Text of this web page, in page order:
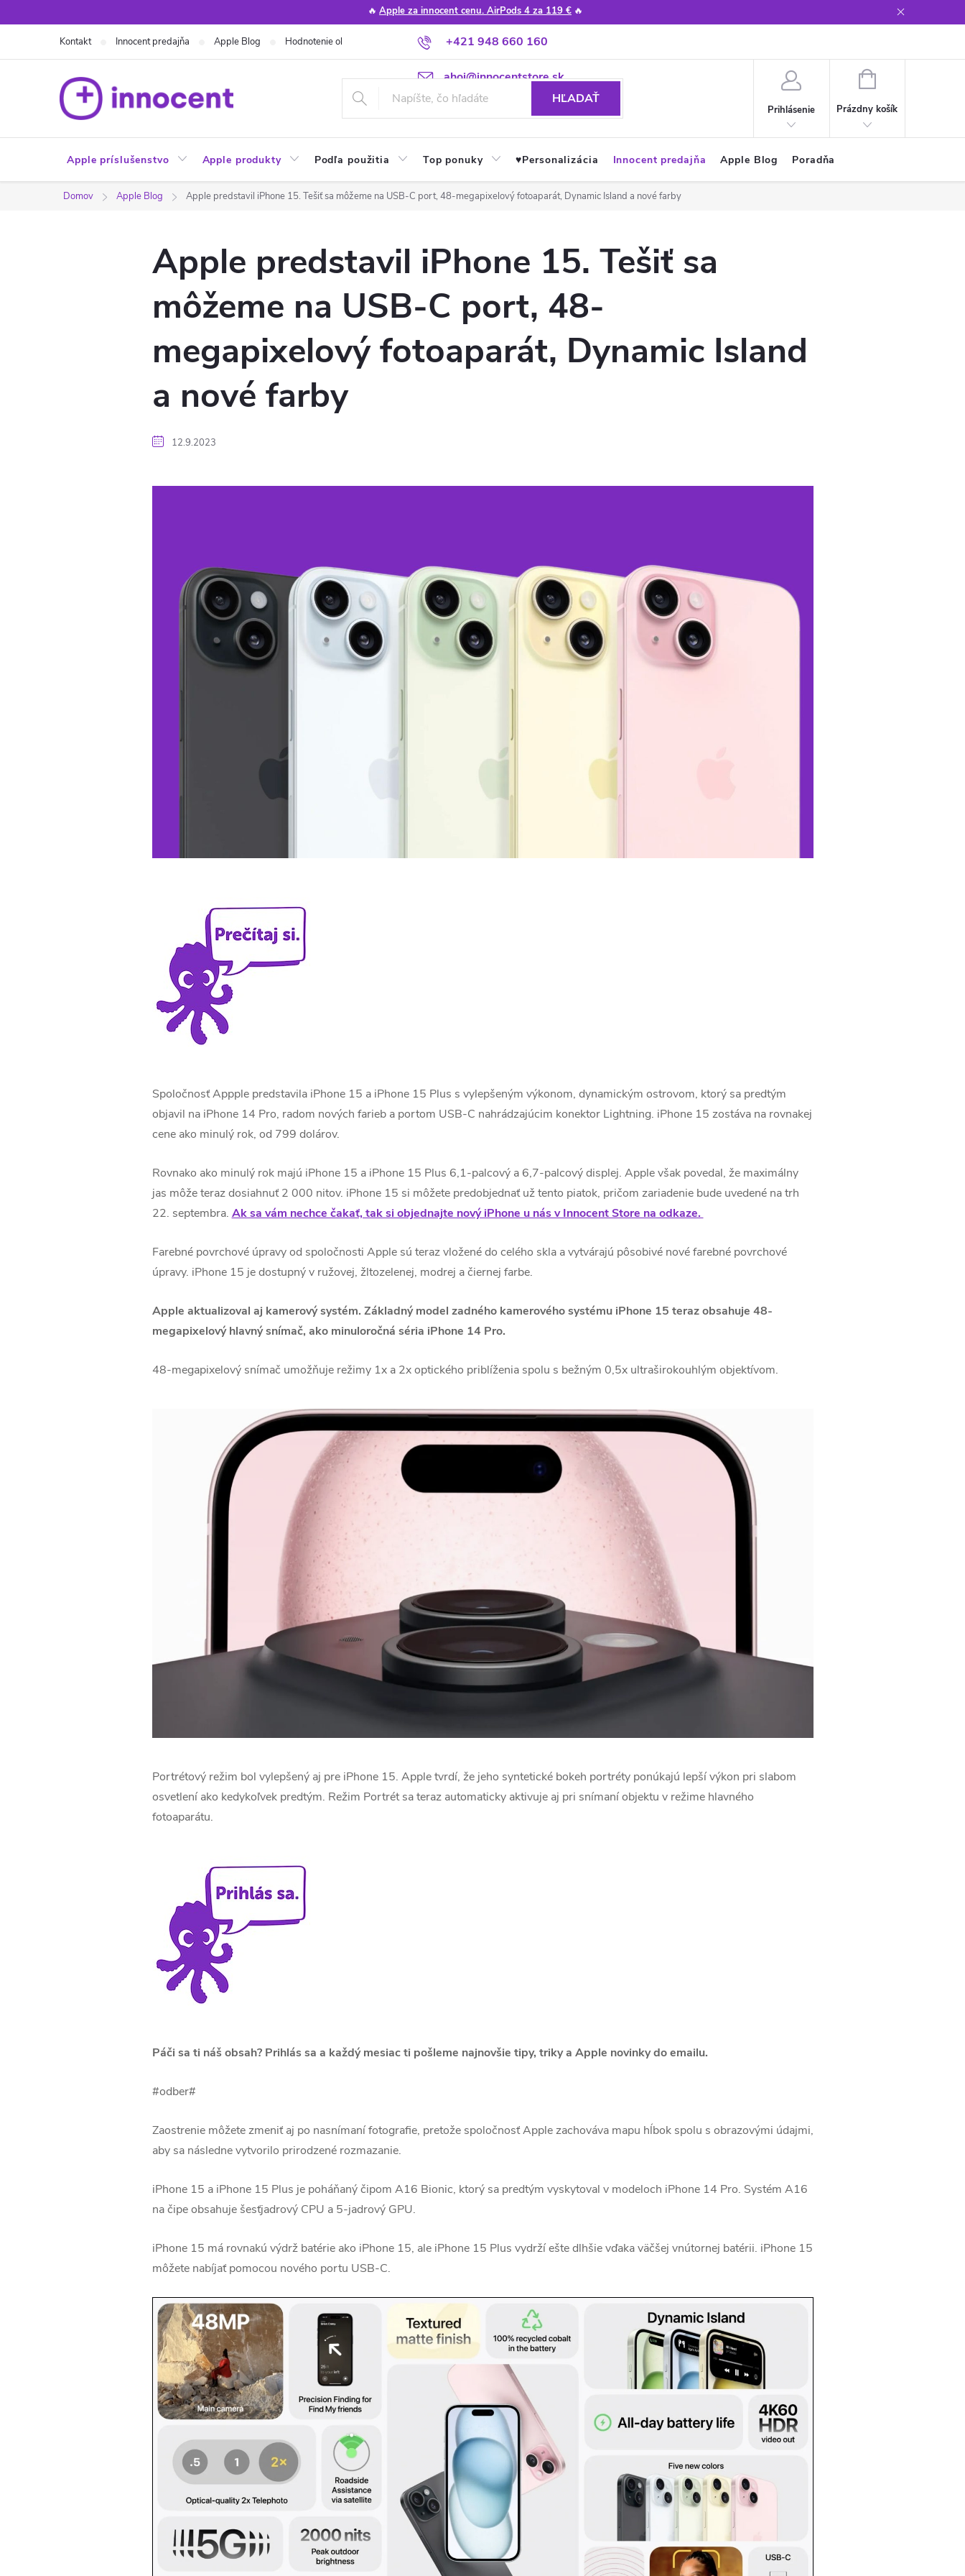
na
🔥 Apple za innocent cenu. AirPods 4 za 119 € 🔥
+421 948 660 160
ahoj@innocentstore.sk
Kontakt Innocent predajňa Apple Blog Hodnotenie obchodu Poradňa Apple návody a tipy
HĽADAŤ
Prihlásenie
NÁKUPNÝ
Prázdny košík
Apple príslušenstvo Apple produkty Podľa použitia Top ponuky ♥︎Personalizácia Innocent predajňa Apple Blog Poradňa
Domov Apple Blog Apple predstavil iPhone 15. Tešiť sa môžeme na USB-C port, 48-megapixelový fotoaparát, Dynamic Island a nové farby
Apple predstavil iPhone 15. Tešiť sa
môžeme na USB-C port, 48-
megapixelový fotoaparát, Dynamic Island
a nové farby
12.9.2023
Spoločnosť Appple predstavila iPhone 15 a iPhone 15 Plus s vylepšeným výkonom, dynamickým ostrovom, ktorý sa predtým
objavil na iPhone 14 Pro, radom nových farieb a portom USB-C nahrádzajúcim konektor Lightning. iPhone 15 zostáva na rovnakej
cene ako minulý rok, od 799 dolárov.
Rovnako ako minulý rok majú iPhone 15 a iPhone 15 Plus 6,1-palcový a 6,7-palcový displej. Apple však povedal, že maximálny
jas môže teraz dosiahnuť 2 000 nitov. iPhone 15 si môžete predobjednať už tento piatok, pričom zariadenie bude uvedené na trh
22. septembra. Ak sa vám nechce čakať, tak si objednajte nový iPhone u nás v Innocent Store na odkaze.
Farebné povrchové úpravy od spoločnosti Apple sú teraz vložené do celého skla a vytvárajú pôsobivé nové farebné povrchové
úpravy. iPhone 15 je dostupný v ružovej, žltozelenej, modrej a čiernej farbe.
Apple aktualizoval aj kamerový systém. Základný model zadného kamerového systému iPhone 15 teraz obsahuje 48-
megapixelový hlavný snímač, ako minuloročná séria iPhone 14 Pro.
48-megapixelový snímač umožňuje režimy 1x a 2x optického priblíženia spolu s bežným 0,5x ultraširokouhlým objektívom.
Portrétový režim bol vylepšený aj pre iPhone 15. Apple tvrdí, že jeho syntetické bokeh portréty ponúkajú lepší výkon pri slabom
osvetlení ako kedykoľvek predtým. Režim Portrét sa teraz automaticky aktivuje aj pri snímaní objektu v režime hlavného
fotoaparátu.
Páči sa ti náš obsah? Prihlás sa a každý mesiac ti pošleme najnovšie tipy, triky a Apple novinky do emailu.
#odber#
Zaostrenie môžete zmeniť aj po nasnímaní fotografie, pretože spoločnosť Apple zachováva mapu hĺbok spolu s obrazovými údajmi,
aby sa následne vytvorilo prirodzené rozmazanie.
iPhone 15 a iPhone 15 Plus je poháňaný čipom A16 Bionic, ktorý sa predtým vyskytoval v modeloch iPhone 14 Pro. Systém A16
na čipe obsahuje šesťjadrový CPU a 5-jadrový GPU.
iPhone 15 má rovnakú výdrž batérie ako iPhone 15, ale iPhone 15 Plus vydrží ešte dlhšie vďaka väčšej vnútornej batérii. iPhone 15
môžete nabíjať pomocou nového portu USB-C.